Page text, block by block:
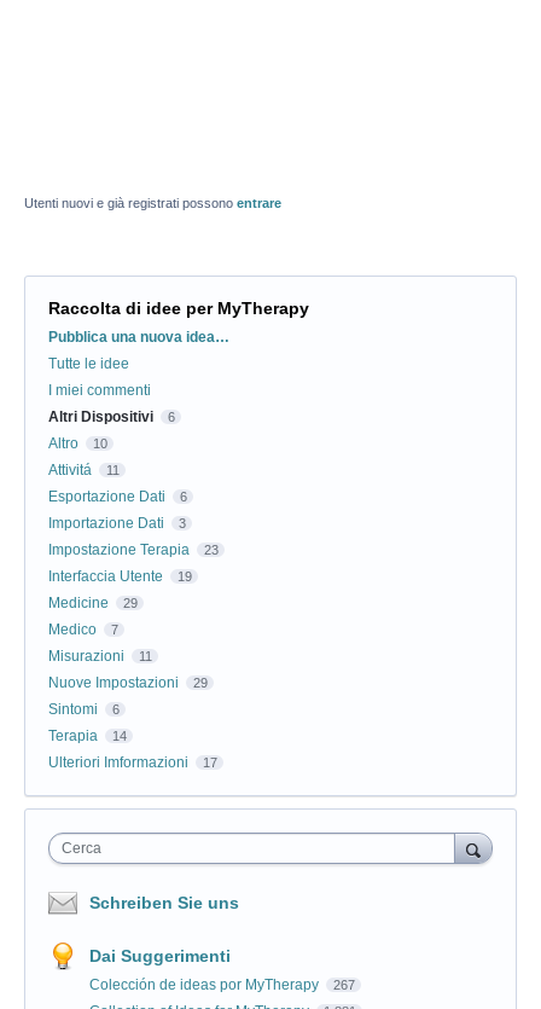
Utenti nuovi e già registrati possono entrare
Raccolta di idee per MyTherapy
Categorie
Pubblica una nuova idea…
Tutte le idee
I miei commenti
Altri Dispositivi
6
Altro 10
Attivitá 11
Esportazione Dati 6
Importazione Dati 3
Impostazione Terapia 23
Interfaccia Utente 19
Medicine 29
Medico 7
Misurazioni 11
Nuove Impostazioni 29
Sintomi 6
Terapia 14
Ulteriori Imformazioni 17
Cerca
Schreiben Sie uns
Dai Suggerimenti
Colección de ideas por MyTherapy 267